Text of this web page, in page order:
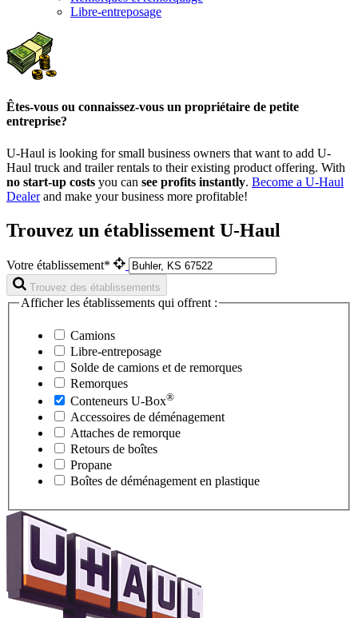
Libre-entreposage
Êtes-vous ou connaissez-vous un propriétaire de petite
entreprise?
U-Haul is looking for small business owners that want to add U-
Haul truck and trailer rentals to their existing product offering. With
no start-up costs you can see profits instantly. Become a U-Haul
Dealerand make your business more profitable!
Trouvez un établissement U-Haul
Votre établissement*
Trouvez des établissements
Afficher les établissements qui offrent :
Camions
Libre-entreposage
Solde de camions et de remorques
Remorques
Conteneurs U-Box®
Accessoires de déménagement
Attaches de remorque
Retours de boîtes
Propane
Boîtes de déménagement en plastique